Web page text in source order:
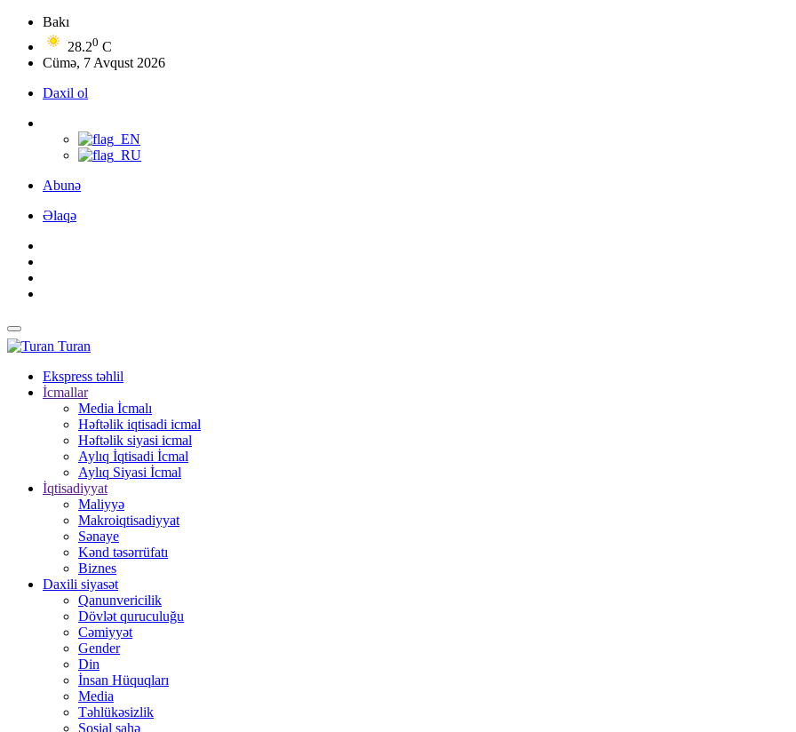
Bakı
28.20 C
Cümə, 7 Avqust 2026
Daxil ol
Abunə
Əlaqə
Turan
Ekspress təhlil
İcmallar
Media İcmalı
Həftəlik iqtisadi icmal
Həftəlik siyasi icmal
Aylıq İqtisadi İcmal
Aylıq Siyasi İcmal
İqtisadiyyat
Maliyyə
Makroiqtisadiyyat
Sənaye
Kənd təsərrüfatı
Biznes
Daxili siyasət
Qanunvericilik
Dövlət quruculuğu
Cəmiyyət
Gender
Din
İnsan Hüquqları
Media
Təhlükəsizlik
Sosial sahə